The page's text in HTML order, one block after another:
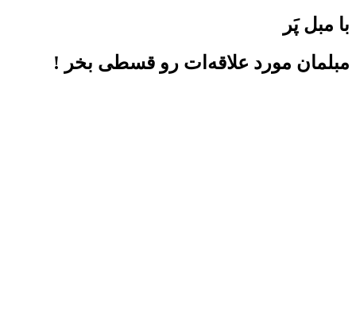
با مبل پَر
مبلمان مورد علاقه‌ات رو قسطی بخر !